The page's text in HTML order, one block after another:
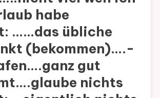
habe
……das übliche
(bekommen)….-
gut
nichts